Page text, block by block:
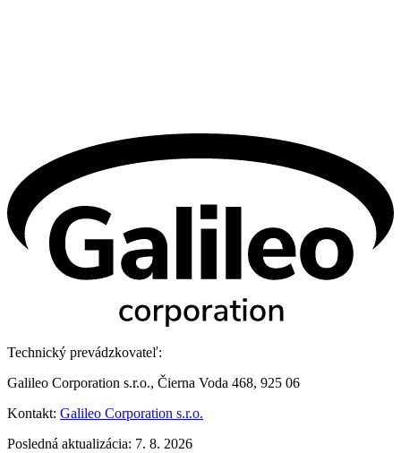
Technický prevádzkovateľ:
Galileo Corporation s.r.o., Čierna Voda 468, 925 06
Kontakt: Galileo Corporation s.r.o.
Posledná aktualizácia: 7. 8. 2026